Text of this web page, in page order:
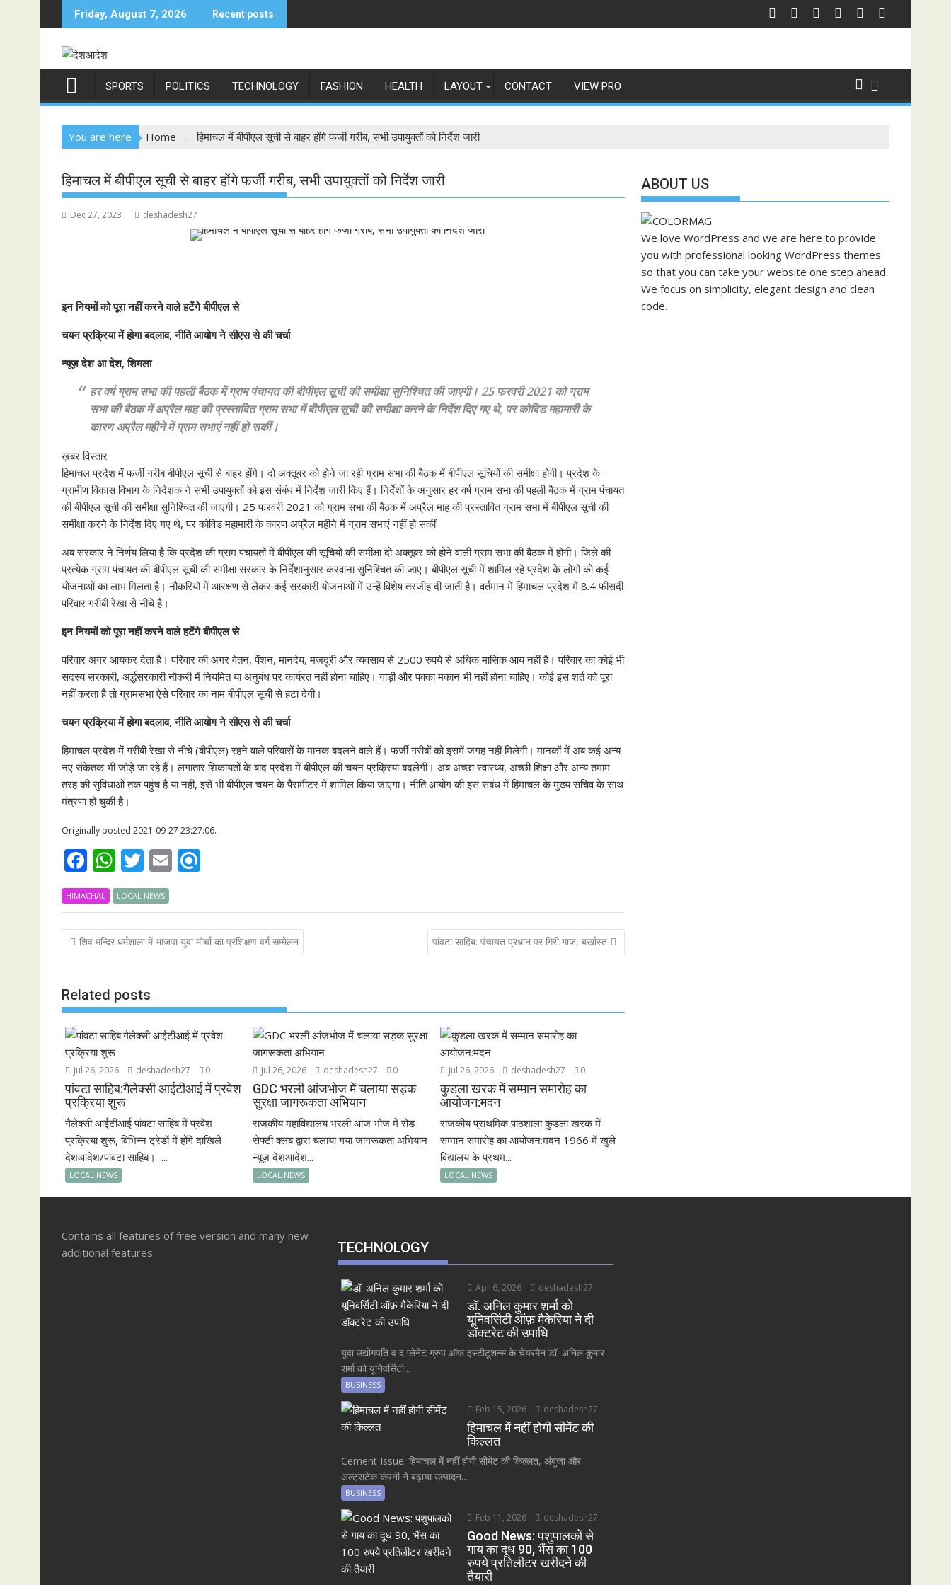
to
Friday, August 7, 2026 Recent posts
SPORTS POLITICS TECHNOLOGY FASHION HEALTH LAYOUT CONTACT VIEW PRO
You are here Home हिमाचल में बीपीएल सूची से बाहर होंगे फर्जी गरीब, सभी उपायुक्तों को निर्देश जारी
हिमाचल में बीपीएल सूची से बाहर होंगे फर्जी गरीब, सभी उपायुक्तों को निर्देश जारी
Dec 27, 2023 deshadesh27
इन नियमों को पूरा नहीं करने वाले हटेंगे बीपीएल से
चयन प्रक्रिया में होगा बदलाव, नीति आयोग ने सीएस से की चर्चा
न्यूज़ देश आ देश, शिमला
हर वर्ष ग्राम सभा की पहली बैठक में ग्राम पंचायत की बीपीएल सूची की समीक्षा सुनिश्चित की जाएगी। 25 फरवरी 2021 को ग्राम
सभा की बैठक में अप्रैल माह की प्रस्तावित ग्राम सभा में बीपीएल सूची की समीक्षा करने के निर्देश दिए गए थे, पर कोविड महामारी के
कारण अप्रैल महीने में ग्राम सभाएं नहीं हो सकीं।
ख़बर विस्तार
हिमाचल प्रदेश में फर्जी गरीब बीपीएल सूची से बाहर होंगे। दो अक्तूबर को होने जा रही ग्राम सभा की बैठक में बीपीएल सूचियों की समीक्षा होगी। प्रदेश के
ग्रामीण विकास विभाग के निदेशक ने सभी उपायुक्तों को इस संबंध में निर्देश जारी किए हैं। निर्देशों के अनुसार हर वर्ष ग्राम सभा की पहली बैठक में ग्राम पंचायत
की बीपीएल सूची की समीक्षा सुनिश्चित की जाएगी। 25 फरवरी 2021 को ग्राम सभा की बैठक में अप्रैल माह की प्रस्तावित ग्राम सभा में बीपीएल सूची की
समीक्षा करने के निर्देश दिए गए थे, पर कोविड महामारी के कारण अप्रैल महीने में ग्राम सभाएं नहीं हो सकीं
अब सरकार ने निर्णय लिया है कि प्रदेश की ग्राम पंचायतों में बीपीएल की सूचियों की समीक्षा दो अक्तूबर को होने वाली ग्राम सभा की बैठक में होगी। जिले की
प्रत्येक ग्राम पंचायत की बीपीएल सूची की समीक्षा सरकार के निर्देशानुसार करवाना सुनिश्चित की जाए। बीपीएल सूची में शामिल रहे प्रदेश के लोगों को कई
योजनाओं का लाभ मिलता है। नौकरियों में आरक्षण से लेकर कई सरकारी योजनाओं में उन्हें विशेष तरजीह दी जाती है। वर्तमान में हिमाचल प्रदेश में 8.4 फीसदी
परिवार गरीबी रेखा से नीचे है।
इन नियमों को पूरा नहीं करने वाले हटेंगे बीपीएल से
परिवार अगर आयकर देता है। परिवार की अगर वेतन, पेंशन, मानदेय, मजदूरी और व्यवसाय से 2500 रुपये से अधिक मासिक आय नहीं है। परिवार का कोई भी
सदस्य सरकारी, अर्द्धसरकारी नौकरी में नियमित या अनुबंध पर कार्यरत नहीं होना चाहिए। गाड़ी और पक्का मकान भी नहीं होना चाहिए। कोई इस शर्त को पूरा
नहीं करता है तो ग्रामसभा ऐसे परिवार का नाम बीपीएल सूची से हटा देगी।
चयन प्रक्रिया में होगा बदलाव, नीति आयोग ने सीएस से की चर्चा
हिमाचल प्रदेश में गरीबी रेखा से नीचे (बीपीएल) रहने वाले परिवारों के मानक बदलने वाले हैं। फर्जी गरीबों को इसमें जगह नहीं मिलेगी। मानकों में अब कई अन्य
नए संकेतक भी जोड़े जा रहे हैं। लगातार शिकायतों के बाद प्रदेश में बीपीएल की चयन प्रक्रिया बदलेगी। अब अच्छा स्वास्थ्य, अच्छी शिक्षा और अन्य तमाम
तरह की सुविधाओं तक पहुंच है या नहीं, इसे भी बीपीएल चयन के पैरामीटर में शामिल किया जाएगा। नीति आयोग की इस संबंध में हिमाचल के मुख्य सचिव के साथ
मंत्रणा हो चुकी है।
Originally posted 2021-09-27 23:27:06.
F
ac
e
b
o
k
W
h
at
s
A
p
T
w
itt
er
E
ai
l
i
n
d
HIMACHAL LOCAL NEWS
Post
navigation
शिव मन्दिर धर्मशाला में भाजपा युवा मोर्चा का प्रशिक्षण वर्ग सम्मेलन पांवटा साहिब: पंचायत प्रधान पर गिरी गाज, बर्खास्त
Related posts
Jul 26, 2026 deshadesh27 0
पांवटा साहिब:गैलेक्सी आईटीआई में प्रवेश
प्रक्रिया शुरू
गैलेक्सी आईटीआई पांवटा साहिब में प्रवेश
प्रक्रिया शुरू, विभिन्न ट्रेडों में होंगे दाखिले
देशआदेश/पांवटा साहिब। ...
LOCAL NEWS
Jul 26, 2026 deshadesh27 0
GDC भरली आंजभोज में चलाया सड़क
सुरक्षा जागरूकता अभियान
राजकीय महाविद्यालय भरली आंज भोज में रोड
सेफ्टी क्लब द्वारा चलाया गया जागरूकता अभियान
न्यूज़ देशआदेश...
LOCAL NEWS
Jul 26, 2026 deshadesh27 0
कुडला खरक में सम्मान समारोह का
आयोजन:मदन
राजकीय प्राथमिक पाठशाला कुडला खरक में
सम्मान समारोह का आयोजन:मदन 1966 में खुले
विद्यालय के प्रथम...
LOCAL NEWS
ABOUT US
We love WordPress and we are here to provide
you with professional looking WordPress themes
so that you can take your website one step ahead.
We focus on simplicity, elegant design and clean
code.
Contains all features of free version and many new
additional features.
TECHNOLOGY
Apr 6, 2026 deshadesh27
डॉ. अनिल कुमार शर्मा को
यूनिवर्सिटी ऑफ़ मैकेरिया ने दी
डॉक्टरेट की उपाधि
युवा उद्योगपति व द प्लेनेट ग्रुप ऑफ़ इंस्टीटूशन्स के चेयरमैन डॉ. अनिल कुमार
शर्मा को यूनिवर्सिटी...
BUSINESS
Feb 15, 2026 deshadesh27
हिमाचल में नहीं होगी सीमेंट की
किल्लत
Cement Issue: हिमाचल में नहीं होगी सीमेंट की किल्लत, अंबुजा और
अल्ट्राटेक कंपनी ने बढ़ाया उत्पादन...
BUSINESS
Feb 11, 2026 deshadesh27
Good News: पशुपालकों से
गाय का दूध 90, भैंस का 100
रुपये प्रतिलीटर खरीदने की
तैयारी